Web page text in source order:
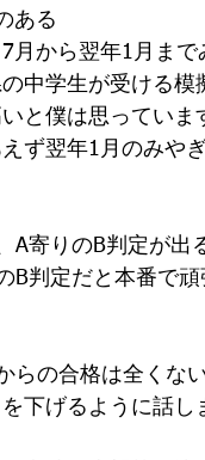
ある
7月から翌年1月ま
中学生が受ける模
と僕は思っていま
えず翌年1月のみや
A寄りのB判定が出
B判定だと本番で
らの合格は全くな
下げるように話し